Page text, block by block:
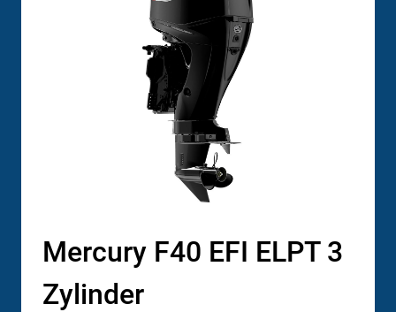
Mercury F40 EFI ELPT 3
Zylinder